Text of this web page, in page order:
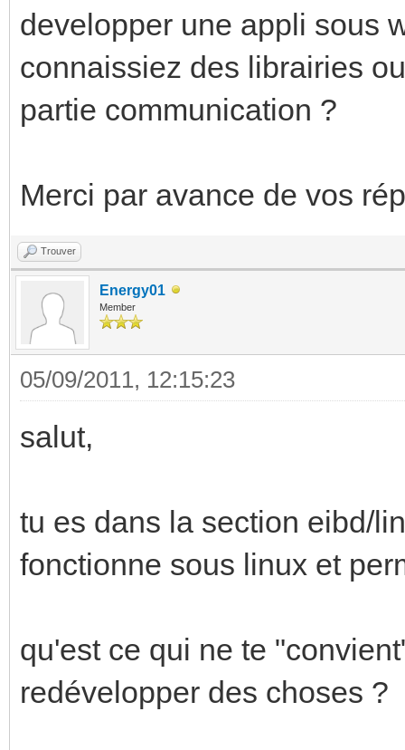
developper une appli sous
connaissiez des librairies
partie communication ?
Merci par avance de vos
Trouver
Energy01
Member
05/09/2011, 12:15:23
salut,
tu es dans la section eibd/
fonctionne sous linux et
qu'est ce qui ne te
redévelopper des choses ?